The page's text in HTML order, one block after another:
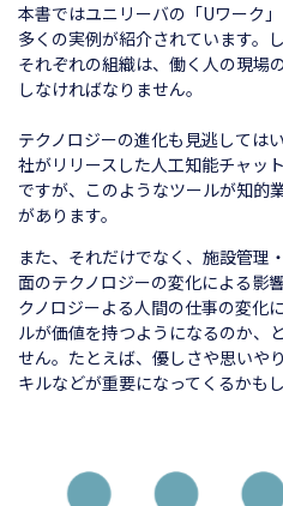
本書ではユニリーバの「Uワーク
多くの実例が紹介されています。
それぞれの組織は、働く人の現場
しなければなりません。
テクノロジーの進化も見逃しては
社がリリースした人工知能チャッ
ですが、このようなツールが知的
があります。
また、それだけでなく、施設管理
面のテクノロジーの変化による影
クノロジーよる人間の仕事の変化
ルが価値を持つようになるのか、
せん。たとえば、優しさや思いや
キルなどが重要になってくるかも